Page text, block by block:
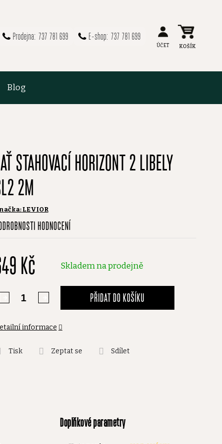
737 781 699
737 781 699
Blog
STAHOVACÍ HORIZONT 2 LIBELY
2M
HODNOCENÍ
LEVIOR
Kč Skladem na prodejně
PŘIDAT DO KOŠÍKU
informace
Tisk Zeptat se Sdílet
Doplňkové parametry